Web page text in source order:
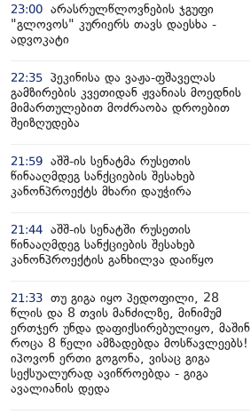
23:00 არასრულწლოვნების ჯგუფი
"გლოვოს" კურიერს თავს დაესხა -
ადვოკატი
22:35 პეკინისა და ვაჟა-ფშაველას
გამზირების კვეთიდან ჟვანიას მოედნის
მიმართულებით მოძრაობა დროებით
შეიზღუდება
21:59 აშშ-ის სენატმა რუსეთის
წინააღმდეგ სანქციების შესახებ
კანონპროექტს მხარი დაუჭირა
21:44 აშშ-ის სენატში რუსეთის
წინააღმდეგ სანქციების შესახებ
კანონპროექტის განხილვა დაიწყო
21:33 თუ გიგა იყო პედოფილი, 28
წლის და 8 თვის მანძილზე, მინიმუმ
ერთჯერ უნდა დაფიქსირებულიყო, მაშინ
როცა 8 წელი ამზადებდა მოსწავლეებს!
იპოვონ ერთი გოგონა, ვისაც გიგა
სექსუალურად ავიწროებდა - გიგა
ავალიანის დედა